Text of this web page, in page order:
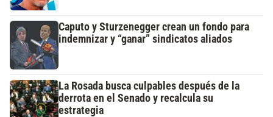
Caputo y Sturzenegger crean un fondo para
indemnizar y “ganar” sindicatos aliados
La Rosada busca culpables después de la
derrota en el Senado y recalcula su
estrategia